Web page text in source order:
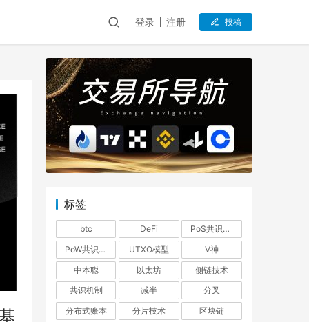
登录 注册 投稿
标签
btc DeFi
PoS共识机制
PoW共识机制
UTXO模型
V神
中本聪
以太坊
侧链技术
共识机制
减半
分叉
分布式账本
分片技术
区块链